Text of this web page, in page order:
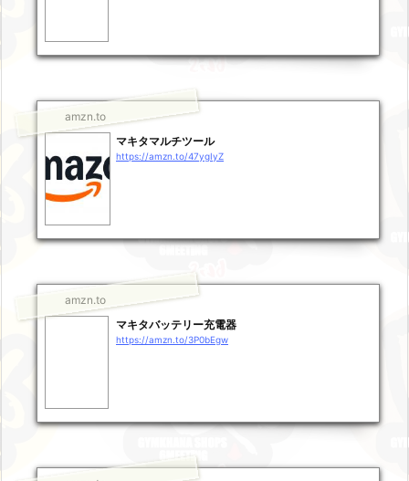
amzn.to
マキタマルチツール
https://amzn.to/47ygIyZ
amzn.to
マキタバッテリー充電器
https://amzn.to/3P0bEgw